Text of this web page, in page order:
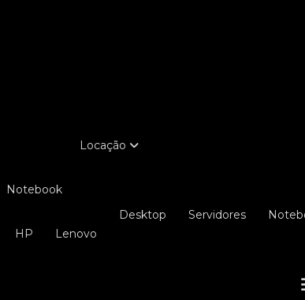
Locação
Notebook
HP Lenovo
Desktop Servidores